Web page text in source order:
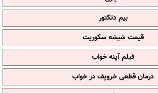
بیم دتکتور
قیمت شیشه سکوریت
فیلم آپنه خواب
درمان قطعی خروپف در خواب